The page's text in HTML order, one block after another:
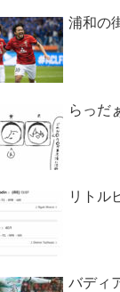
浦和の
らっだ
リトル
バディ